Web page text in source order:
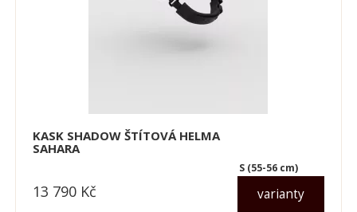
KASK SHADOW ŠTÍTOVÁ HELMA
SAHARA
varianty
S (55-56 cm)
13 790 Kč